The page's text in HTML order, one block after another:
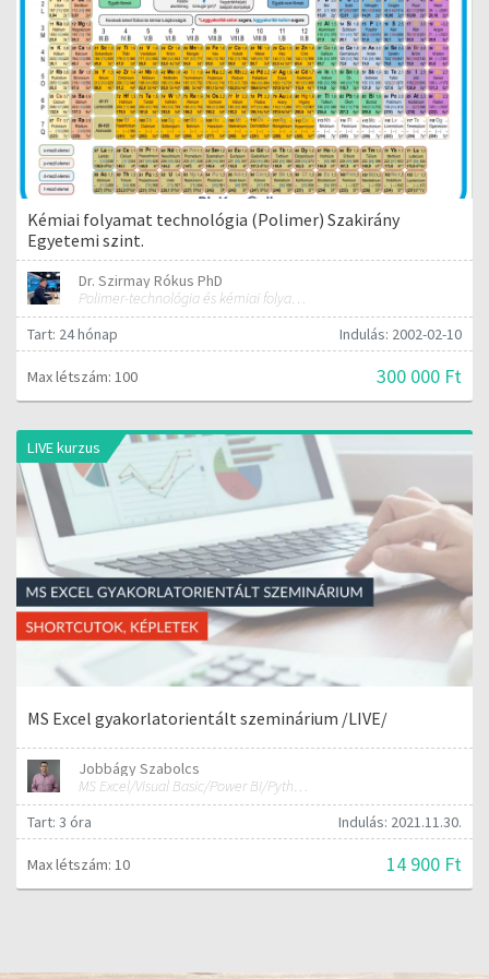
Kémiai folyamat technológia (Polimer) Szakirány
Egyetemi szint.
Dr. Szirmay Rókus PhD
Polimer-technológia és kémiai folyamat-technológia
Tart: 24 hónap
Indulás: 2002-02-10
Max létszám: 100 300 000 Ft
LIVE kurzus
MS Excel gyakorlatorientált szeminárium /LIVE/
Jobbágy Szabolcs
MS Excel/Visual Basic/Power BI/Python adatelemzési szakértő
Tart: 3 óra
Indulás: 2021.11.30.
Max létszám: 10 14 900 Ft